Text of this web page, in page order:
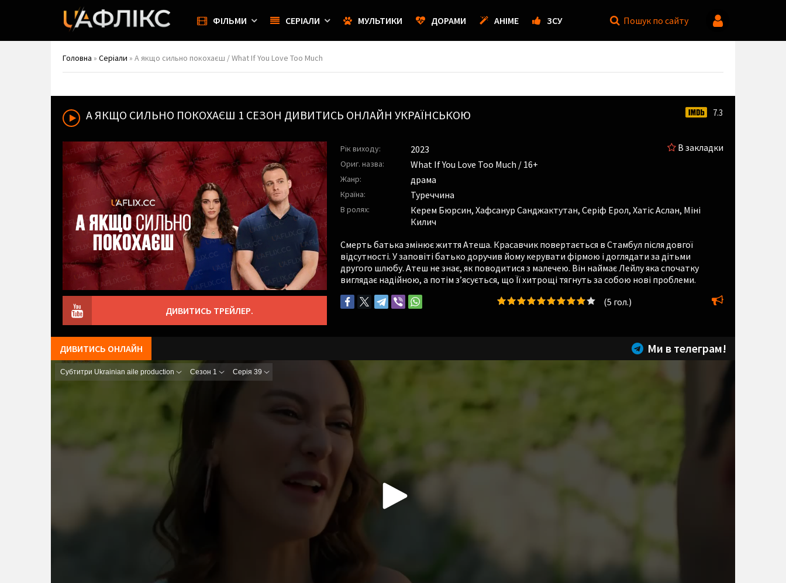
ФІЛЬМИ СЕРІАЛИ МУЛЬТИКИ ДОРАМИ АНІМЕ ЗСУ Пошук по сайту
Головна » Серіали » А якщо сильно покохаєш / What If You Love Too Much
А ЯКЩО СИЛЬНО ПОКОХАЄШ 1 СЕЗОН ДИВИТИСЬ ОНЛАЙН УКРАЇНСЬКОЮ 7.3
ДИВИТИСЬ ТРЕЙЛЕР.
В закладки
Рік виходу: 2023
Ориг. назва: What If You Love Too Much / 16+
Жанр: драма
Країна: Туреччина
В ролях: Керем Бюрсин, Хафсанур Санджактутан, Серіф Ерол, Хатіс Аслан, Міні
Килич
Смерть батька змінює життя Атеша. Красавчик повертається в Стамбул після довгої
відсутності. У заповіті батько доручив йому керувати фірмою і доглядати за дітьми
другого шлюбу. Атеш не знає, як поводитися з малечею. Він наймає Лейлу яка спочатку
виглядає надійною, а потім з’ясується, що Її хитрощі тягнуть за собою нові проблеми.
(5 гол.)
Ми в телеграм!
ДИВИТИСЬ ОНЛАЙН